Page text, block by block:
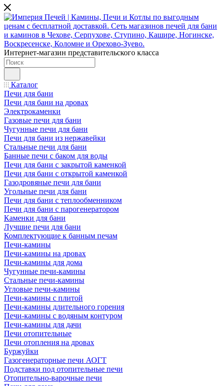
Интернет-магазин представительского класса
Каталог
Печи для бани
Печи для бани на дровах
Электрокаменки
Газовые печи для бани
Чугунные печи для бани
Печи для бани из нержавейки
Стальные печи для бани
Банные печи с баком для воды
Печи для бани с закрытой каменкой
Печи для бани с открытой каменкой
Газодровяные печи для бани
Угольные печи для бани
Печи для бани с теплообменником
Печи для бани с парогенератором
Каменки для бани
Лучшие печи для бани
Комплектующие к банным печам
Печи-камины
Печи-камины на дровах
Печи-камины для дома
Чугунные печи-камины
Стальные печи-камины
Угловые печи-камины
Печи-камины с плитой
Печи-камины длительного горения
Печи-камины с водяным контуром
Печи-камины для дачи
Печи отопительные
Печи отопления на дровах
Буржуйки
Газогенераторные печи АОГТ
Подставки под отопительные печи
Отопительно-варочные печи